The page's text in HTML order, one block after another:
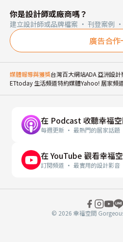
你是設計師或廠商嗎？
建立設計師或品牌檔案 · 刊登案例
廣告合作
媒體報導與獲獎台灣百大網站ADA 亞洲設
ETtoday 生活頻道特約媒體Yahoo! 居家頻
在 Podcast 收聽幸福
每週更新 · 最熱門的居家話題
在 YouTube 觀看幸福
訂閱頻道 · 最實用的設計影音
© 2026 幸福空間